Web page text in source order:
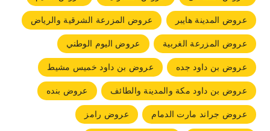
عروض المدينة هايبر
عروض المزرعة الشرقية والرياض
عروض المزرعة الغربية
عروض اليوم الوطني
عروض بن داود جده
عروض بن داود خميس مشيط
عروض بن داود مكة والمدينة والطائف
عروض بنده
عروض جراند مارت الدمام
عروض رامز